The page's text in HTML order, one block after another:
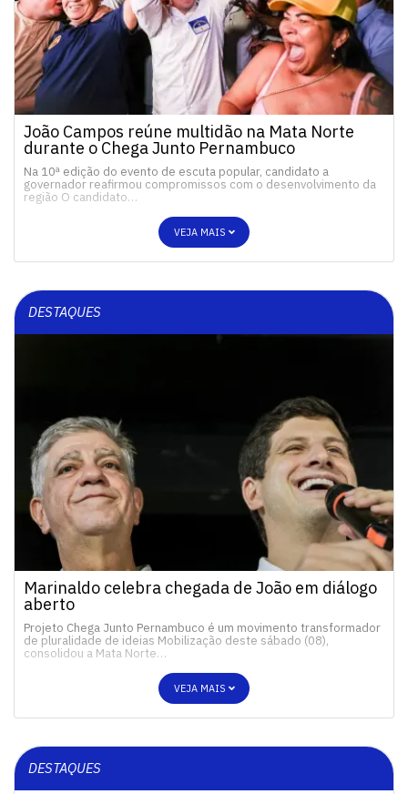
João Campos reúne multidão na Mata Norte
durante o Chega Junto Pernambuco
Na 10ª edição do evento de escuta popular, candidato a
governador reafirmou compromissos com o desenvolvimento da
região O candidato…
VEJA MAIS
DESTAQUES
Marinaldo celebra chegada de João em diálogo
aberto
Projeto Chega Junto Pernambuco é um movimento transformador
de pluralidade de ideias Mobilização deste sábado (08),
consolidou a Mata Norte…
VEJA MAIS
DESTAQUES